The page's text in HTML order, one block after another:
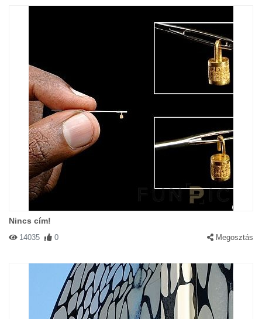
Nincs cím!
14035 0 Megosztás